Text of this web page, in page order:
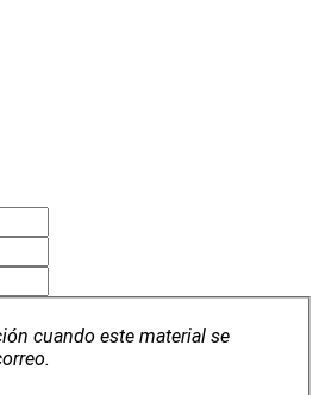
cuando este material se